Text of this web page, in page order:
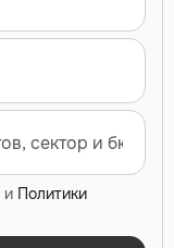
и Политики